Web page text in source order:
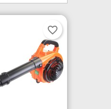
favorite_border